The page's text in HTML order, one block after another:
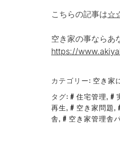
こちらの記事は
空き家の事ならあ
https://
カテゴリー: 空き家
タグ:
住宅管理,
再生, 空き家問題,
舎, 空き家管理舎